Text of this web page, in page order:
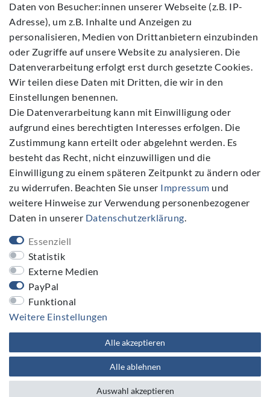
Barrierefreiheitserklärung
Widerrufs­recht
Kontakt
Vertrag widerrufen
Folgen Sie Uns
E-MAIL **
Newsletter
Honig
Hiermit bestätige ich, dass ich die
gelesen habe. Meine Einwilligung kann ich jederzeit widerrufen.**
** Hierbei handelt es sich um ein Pflichtfeld.
Daten von Besucher:innen unserer Webseite (z.B. IP-
Adresse), um z.B. Inhalte und Anzeigen zu
personalisieren, Medien von Drittanbietern einzubinden
oder Zugriffe auf unsere Website zu analysieren. Die
Datenverarbeitung erfolgt erst durch gesetzte Cookies.
Wir teilen diese Daten mit Dritten, die wir in den
Einstellungen benennen.
Die Datenverarbeitung kann mit Einwilligung oder
aufgrund eines berechtigten Interesses erfolgen. Die
Zustimmung kann erteilt oder abgelehnt werden. Es
besteht das Recht, nicht einzuwilligen und die
Einwilligung zu einem späteren Zeitpunkt zu ändern oder
zu widerrufen. Beachten Sie unser Impressum und
weitere Hinweise zur Verwendung personenbezogener
Daten in unserer Daten­schutz­erklärung.
Essenziell
Statistik
Externe Medien
PayPal
Funktional
Weitere Einstellungen
Alle akzeptieren
Alle ablehnen
Auswahl akzeptieren